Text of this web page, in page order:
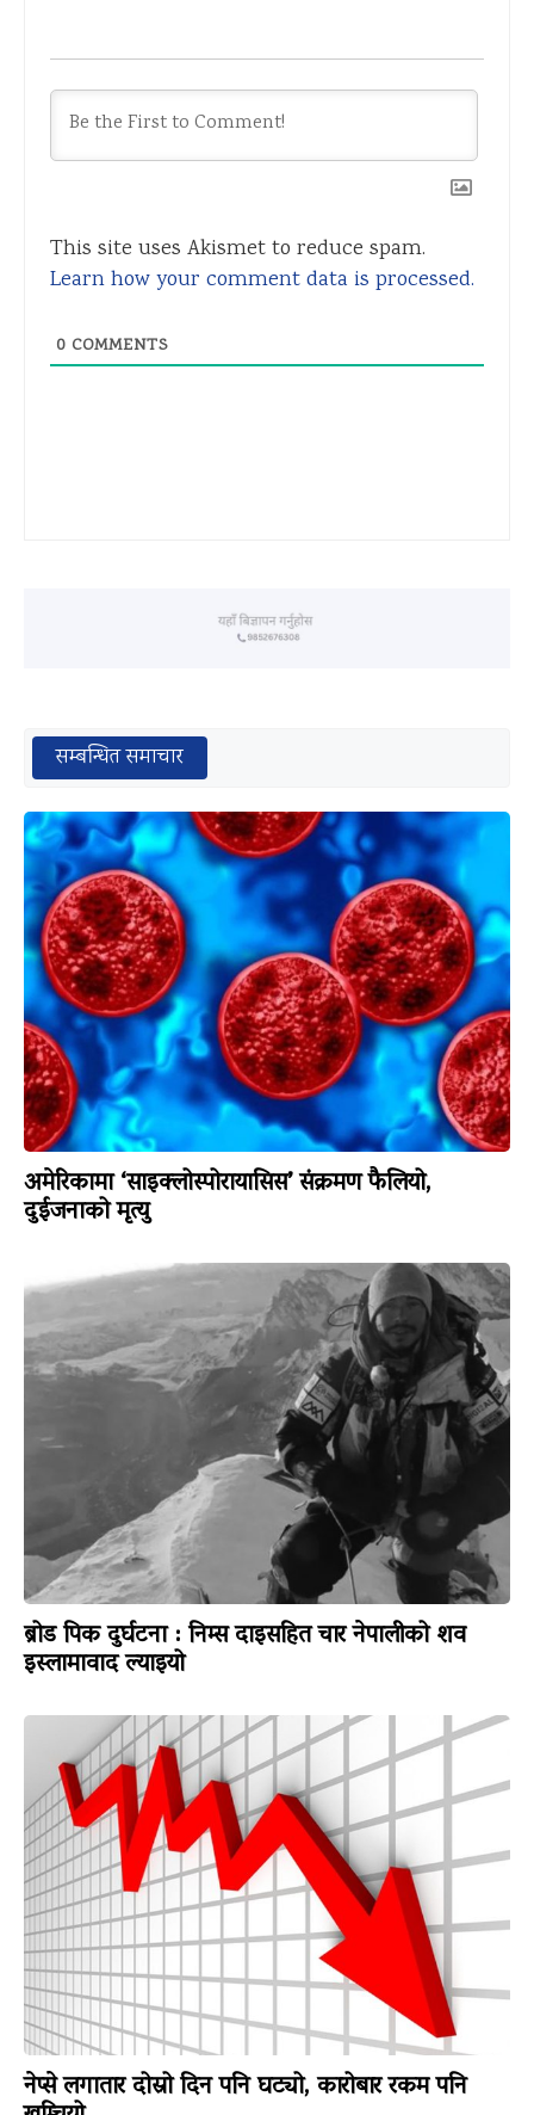
This site uses Akismet to reduce spam.
Learn how your comment data is processed.
0 COMMENTS
सम्बन्धित समाचार
अमेरिकामा ‘साइक्लोस्पोरायासिस’ संक्रमण फैलियो,
दुईजनाको मृत्यु
ब्रोड पिक दुर्घटना : निम्स दाइसहित चार नेपालीको शव
इस्लामावाद ल्याइयो
नेप्से लगातार दोस्रो दिन पनि घट्यो, कारोबार रकम पनि